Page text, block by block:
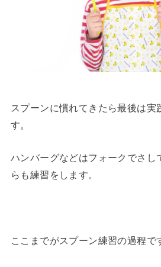
スプーンに慣れてきたら最後は実
す。
ハンバーグなどはフォークでさし
らも練習をします。
ここまでがスプーン練習の過程で